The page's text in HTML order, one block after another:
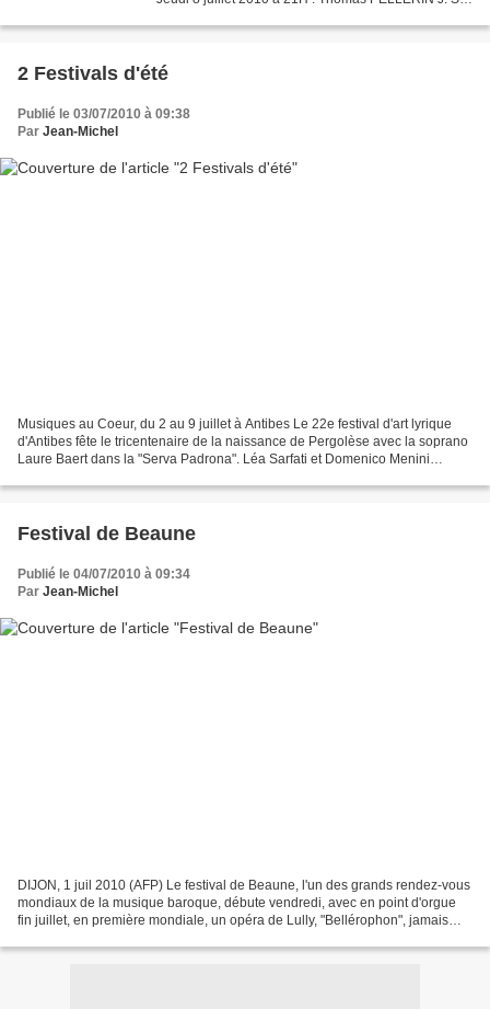
2 Festivals d'été
Publié le 03/07/2010 à 09:38
Par Jean-Michel
Musiques au Coeur, du 2 au 9 juillet à Antibes Le 22e festival d'art lyrique
d'Antibes fête le tricentenaire de la naissance de Pergolèse avec la soprano
Laure Baert dans la "Serva Padrona". Léa Sarfati et Domenico Menini
Festival de Beaune
Publié le 04/07/2010 à 09:34
Par Jean-Michel
DIJON, 1 juil 2010 (AFP) Le festival de Beaune, l'un des grands rendez-vous
mondiaux de la musique baroque, débute vendredi, avec en point d'orgue
fin juillet, en première mondiale, un opéra de Lully, "Bellérophon", jamais